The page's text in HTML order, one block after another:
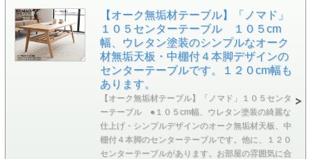
【オーク無垢材テーブル】「ノマド」
１０５センターテーブル １０５cm
幅、ウレタン塗装のシンプルなオーク
材無垢天板・中棚付４本脚デザインの
センターテーブルです。１２０cm幅も
あります。
【オーク無垢材テーブル】「ノマド」１０５センタ
ーテーブル ●１０５cm幅、ウレタン塗装の綺麗な
仕上げ・シンプルデザインのオーク無垢材天板、中
棚付４本脚のセンターテーブルです。他に、１２０
センターテーブルがあります。お部屋の雰囲気に合